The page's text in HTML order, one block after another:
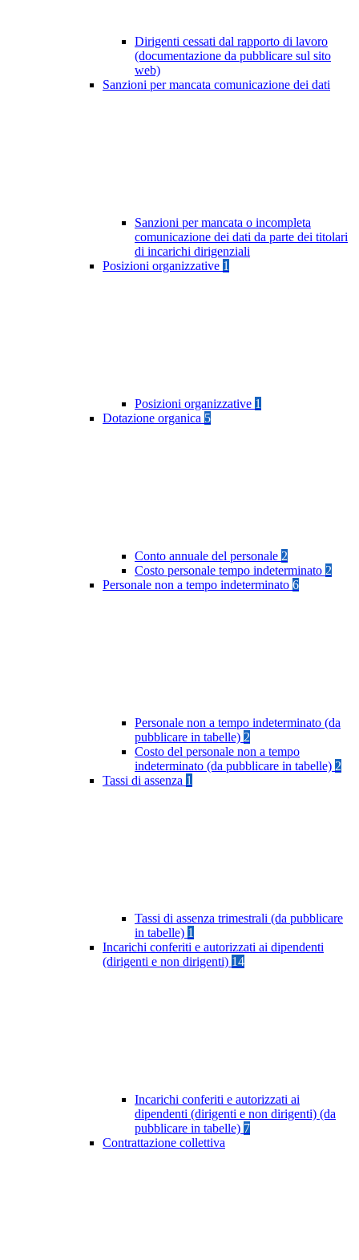
Dirigenti cessati dal rapporto di lavoro
(documentazione da pubblicare sul sito
web)
Sanzioni per mancata comunicazione dei dati
Sanzioni per mancata o incompleta
comunicazione dei dati da parte dei titolari
di incarichi dirigenziali
Posizioni organizzative 1
Posizioni organizzative 1
Dotazione organica 5
Conto annuale del personale 2
Costo personale tempo indeterminato 2
Personale non a tempo indeterminato 6
Personale non a tempo indeterminato (da
pubblicare in tabelle) 2
Costo del personale non a tempo
indeterminato (da pubblicare in tabelle) 2
Tassi di assenza 1
Tassi di assenza trimestrali (da pubblicare
in tabelle) 1
Incarichi conferiti e autorizzati ai dipendenti
(dirigenti e non dirigenti) 14
Incarichi conferiti e autorizzati ai
dipendenti (dirigenti e non dirigenti) (da
pubblicare in tabelle) 7
Contrattazione collettiva